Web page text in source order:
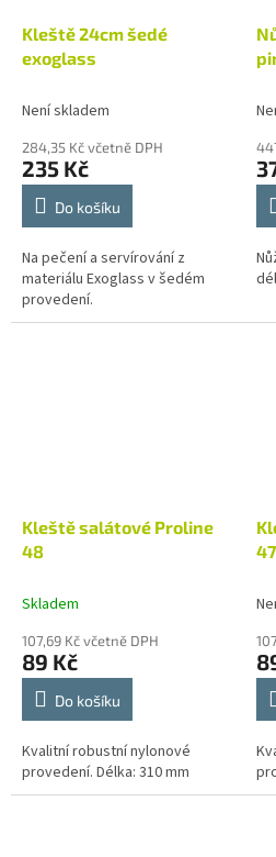
Kleště 24cm šedé
exoglass
Není skladem
284,35 Kč včetně DPH
235 Kč
Do košíku
Na pečení a servírování z
materiálu Exoglass v šedém
provedení.
Kleště salátové Proline
48
Skladem
107,69 Kč včetně DPH
89 Kč
Do košíku
Kvalitní robustní nylonové
provedení. Délka: 310 mm
47